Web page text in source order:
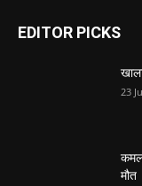
EDITOR PICKS
23
कमल
मौत